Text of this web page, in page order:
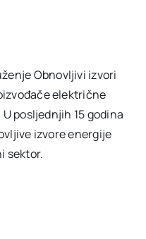
Obnovljivi izvori
električne
posljednjih 15 godina
izvore energije
sektor.